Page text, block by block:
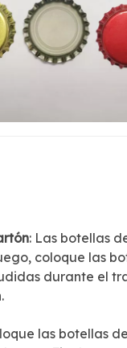
: Las botellas
coloque las
durante el
las botellas